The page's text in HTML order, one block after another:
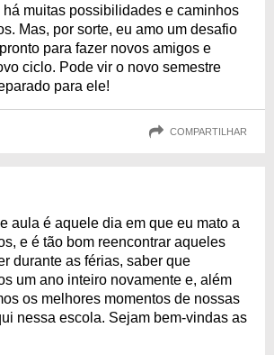
muitas possibilidades e caminhos
Mas, por sorte, eu amo um desafio
para fazer novos amigos e
ciclo. Pode vir o novo semestre
para ele!
COMPARTILHAR
aula é aquele dia em que eu mato a
e é tão bom reencontrar aqueles
durante as férias, saber que
um ano inteiro novamente e, além
os melhores momentos de nossas
nessa escola. Sejam bem-vindas as